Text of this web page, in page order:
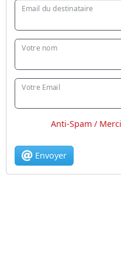
Email du destinataire
Votre nom
Votre Email
Anti-Spam /
Envoyer